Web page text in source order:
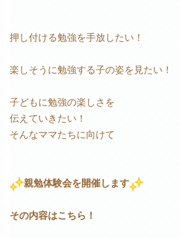
押し付ける勉強を手放したい！
楽しそうに勉強する子の姿を見たい！
子どもに勉強の楽しさを
伝えていきたい！
そんなママたちに向けて
親勉体験会を開催します
その内容はこちら！